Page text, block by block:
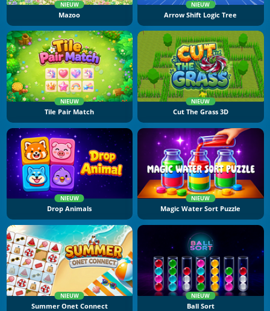
NIEUW
Mazoo
NIEUW
Arrow Shift Logic Tree
NIEUW
Tile Pair Match
NIEUW
Cut The Grass 3D
NIEUW
Drop Animals
NIEUW
Magic Water Sort Puzzle
NIEUW
Summer Onet Connect
NIEUW
Ball Sort